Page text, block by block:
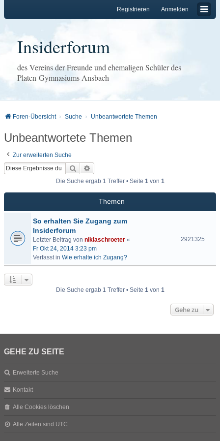
Anmelden
Registrieren
Insiderforum
des Vereins der Freunde und ehemaligen Schüler des
Platen-Gymnasiums Ansbach
Foren-Übersicht Suche Unbeantwortete Themen
Unbeantwortete Themen
Zur erweiterten Suche
Suche
Die Suche ergab 1 Treffer • Seite 1von 1
Themen
So erhalten Sie Zugang zum
Insiderforum
Letzter Beitrag von niklaschroeter «
Fr Okt 24, 2014 3:23 pm
Verfasst in Wie erhalte ich Zugang?
2921325
Die Suche ergab 1 Treffer • Seite 1von 1
Gehe zu
GEHE ZU SEITE
Erweiterte Suche
Kontakt
Alle Cookies löschen
Alle Zeiten sind UTC